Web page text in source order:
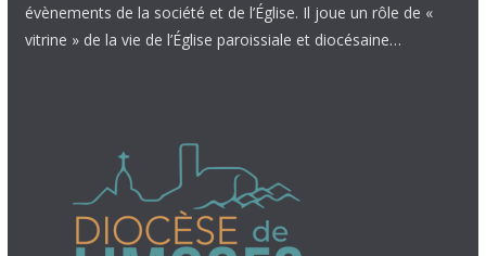
évènements de la société et de l’Église. Il joue un rôle de «
vitrine » de la vie de l’Église paroissiale et diocésaine…